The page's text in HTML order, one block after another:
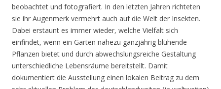
beobachtet und fotografiert. In den letzten Jahren richteten
sie ihr Augenmerk vermehrt auch auf die Welt der Insekten.
Dabei erstaunt es immer wieder, welche Vielfalt sich
einfindet, wenn ein Garten nahezu ganzjährig blühende
Pflanzen bietet und durch abwechslungsreiche Gestaltung
unterschiedliche Lebensräume bereitstellt. Damit
dokumentiert die Ausstellung einen lokalen Beitrag zu dem